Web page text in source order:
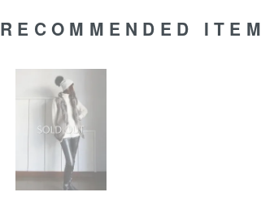
RECOMMENDED ITEM